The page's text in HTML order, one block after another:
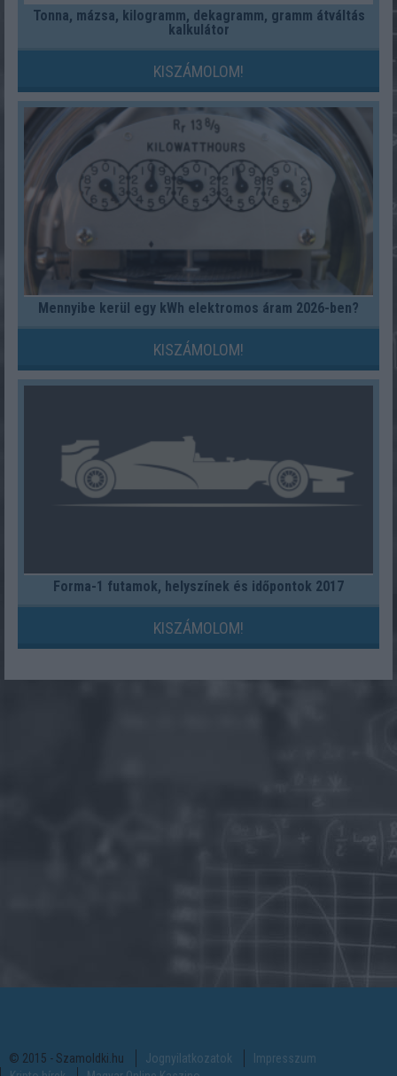
Tonna, mázsa, kilogramm, dekagramm, gramm átváltás
kalkulátor
KISZÁMOLOM!
Mennyibe kerül egy kWh elektromos áram 2026-ben?
KISZÁMOLOM!
Forma-1 futamok, helyszínek és időpontok 2017
KISZÁMOLOM!
© 2015 - Szamoldki.hu Jognyilatkozatok
Impresszum